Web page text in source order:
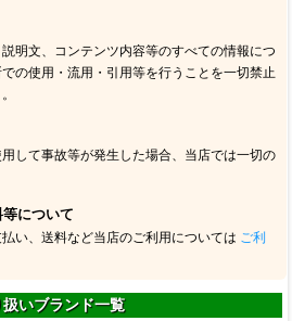
明文、コンテンツ内容等のすべての情報につ
の使用・流用・引用等を行うことを一切禁止
して事故等が発生した場合、当店では一切の
について
い、送料など当店のご利用については ご利
扱いブランド一覧